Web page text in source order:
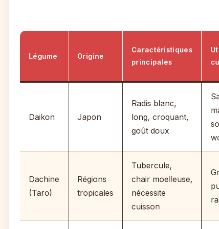
Légume Origine
Caractéristiques
principales
Daikon Japon
Radis blanc,
long, croquant,
goût doux
Dachine
(Taro)
Régions
tropicales
Tubercule,
chair moelleuse,
nécessite
cuisson